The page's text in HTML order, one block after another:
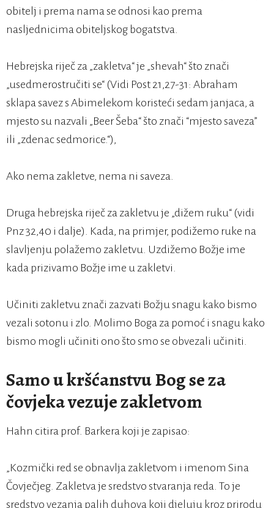
obitelj i prema nama se odnosi kao prema
nasljednicima obiteljskog bogatstva.
Hebrejska riječ za „zakletva“ je „shevah“ što znači
„usedmerostručiti se“ (Vidi Post 21,27-31: Abraham
sklapa savez s Abimelekom koristeći sedam janjaca, a
mjesto su nazvali „Beer Šeba“ što znači “mjesto saveza”
ili „zdenac sedmorice.“),
Ako nema zakletve, nema ni saveza.
Druga hebrejska riječ za zakletvu je „dižem ruku“ (vidi
Pnz 32,40 i dalje). Kada, na primjer, podižemo ruke na
slavljenju polažemo zakletvu. Uzdižemo Božje ime
kada prizivamo Božje ime u zakletvi.
Učiniti zakletvu znači zazvati Božju snagu kako bismo
vezali sotonu i zlo. Molimo Boga za pomoć i snagu kako
bismo mogli učiniti ono što smo se obvezali učiniti.
Samo u kršćanstvu Bog se za
čovjeka vezuje zakletvom
Hahn citira prof. Barkera koji je zapisao:
„Kozmički red se obnavlja zakletvom i imenom Sina
Čovječjeg. Zakletva je sredstvo stvaranja reda. To je
sredstvo vezanja palih duhova koji djeluju kroz prirodu